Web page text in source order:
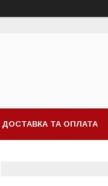
ДОСТАВКА ТА ОПЛАТА